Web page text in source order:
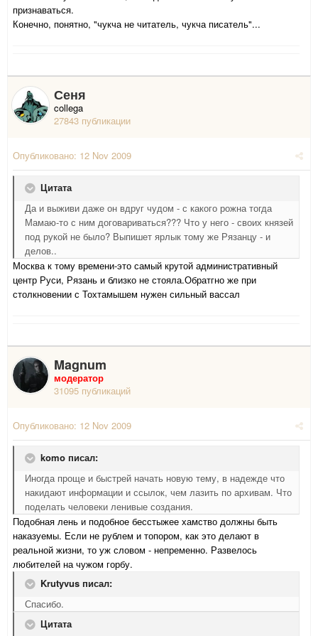
признаваться.
Конечно, понятно, "чукча не читатель, чукча писатель"...
Сеня
collega
27843 публикации
Опубликовано: 12 Nov 2009
Цитата
Да и выживи даже он вдруг чудом - с какого рожна тогда
Мамаю-то с ним договариваться??? Что у него - своих князей
под рукой не было? Выпишет ярлык тому же Рязанцу - и
делов..
Москва к тому времени-это самый крутой административный
центр Руси, Рязань и близко не стояла.Обратгно же при
столкновении с Тохтамышем нужен сильный вассал
Magnum
модератор
31095 публикаций
Опубликовано: 12 Nov 2009
komo писал:
Иногда проще и быстрей начать новую тему, в надежде что
накидают информации и ссылок, чем лазить по архивам. Что
поделать человеки ленивые создания.
Подобная лень и подобное бесстыжее хамство должны быть
наказуемы. Если не рублем и топором, как это делают в
реальной жизни, то уж словом - непременно. Развелось
любителей на чужом горбу.
Krutyvus писал:
Спасибо.
Цитата